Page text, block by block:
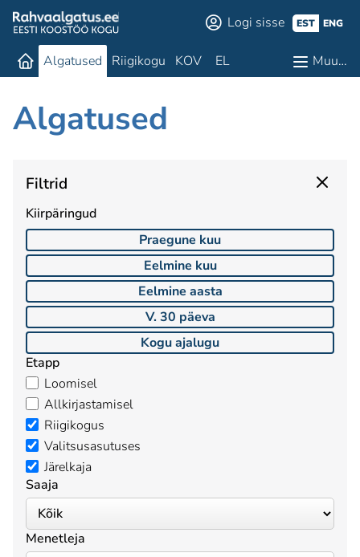
Logi sisse EST ENG
Algatused Riigikogu KOV EL Muu…
Algatused
Filtrid
Kiirpäringud
Praegune kuu
Eelmine kuu
Eelmine aasta
V. 30 päeva
Kogu ajalugu
Etapp
Loomisel
Allkirjastamisel
Riigikogus
Valitsusasutuses
Järelkaja
Saaja
Menetleja